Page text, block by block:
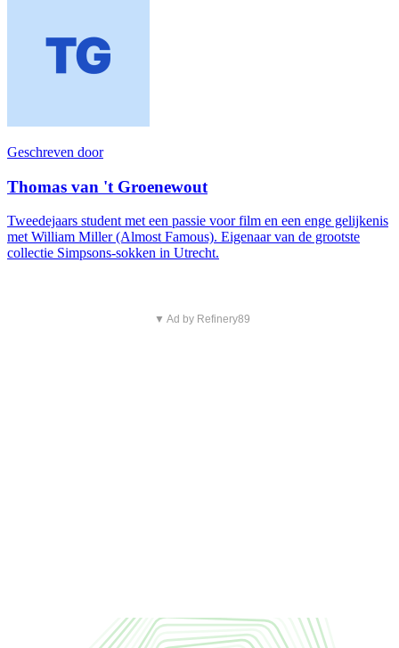
Geschreven door
Thomas van 't Groenewout
Tweedejaars student met een passie voor film en een enge gelijkenis
met William Miller (Almost Famous). Eigenaar van de grootste
collectie Simpsons-sokken in Utrecht.
▼ Ad by Refinery89